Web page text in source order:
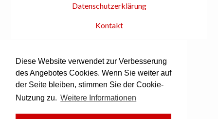
Diese Website verwendet zur Verbesserung
des Angebotes Cookies. Wenn Sie weiter auf
der Seite bleiben, stimmen Sie der Cookie-
Nutzung zu. Weitere Informationen
Datenschutzerklärung
Kontakt
Besuchen Sie uns auf Spotify!